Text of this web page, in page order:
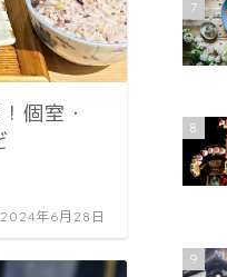
個室・
2024年6月28日
7
8
9